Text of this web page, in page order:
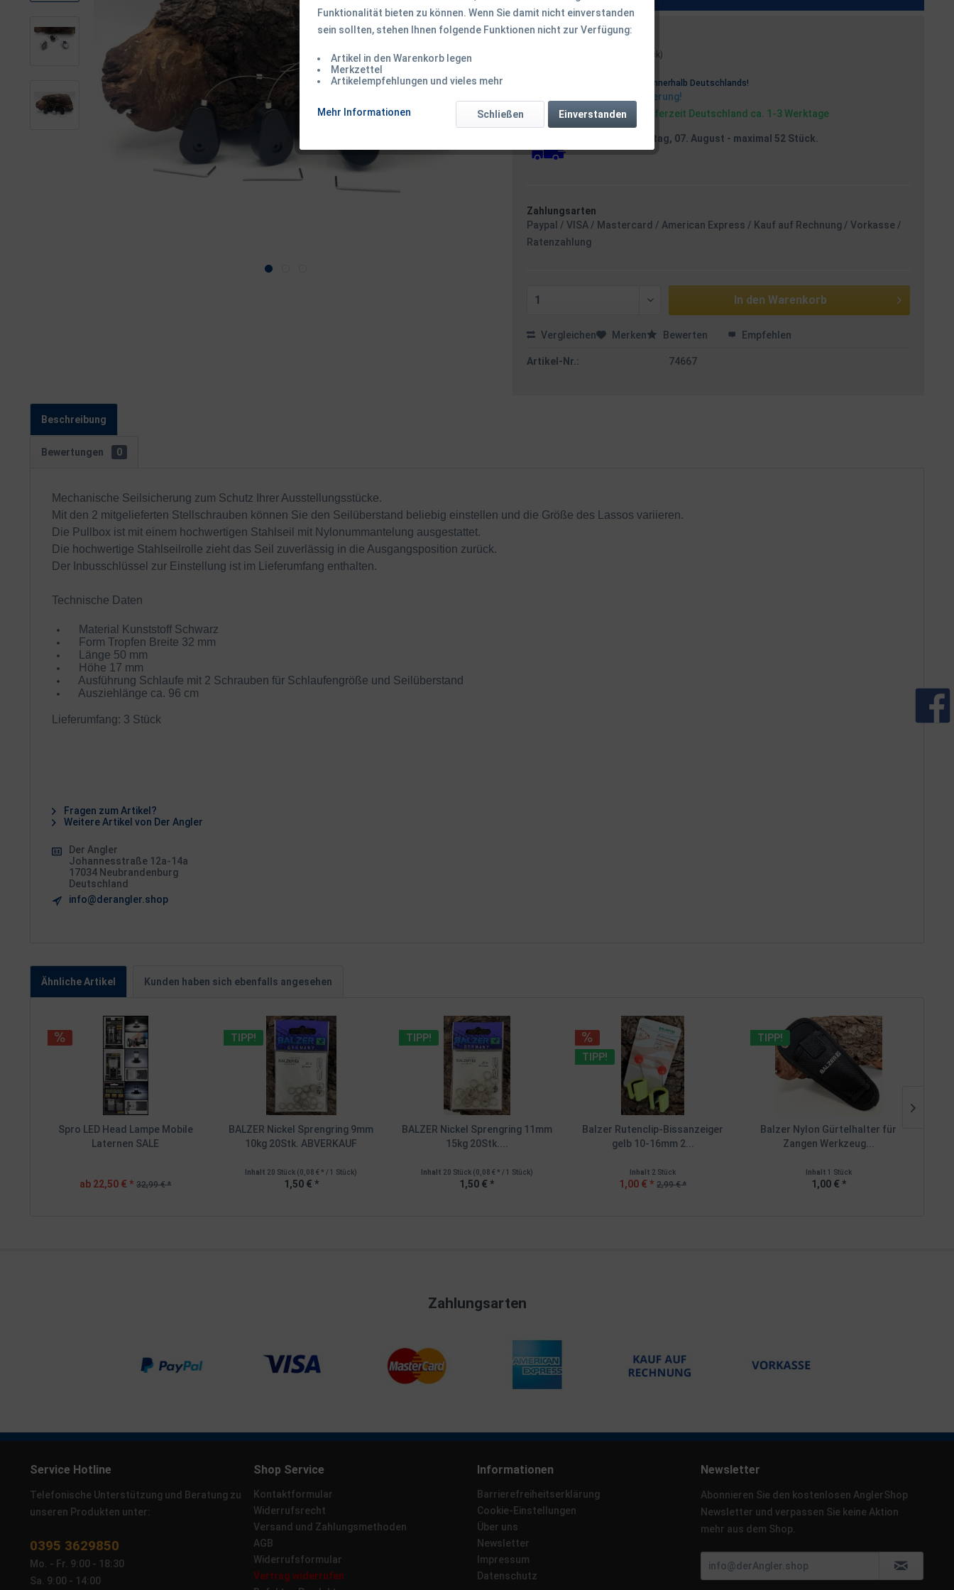
14,50 € *
3 Stück (4,83 € * / 1 Stück)
innerhalb Deutschlands!
Versandkostenfreie Lieferung!
Sofort versandfertig, Lieferzeit Deutschland ca. 1-3 Werktage
Versand am Freitag, 07. August - maximal 52 Stück.
Zahlungsarten
Paypal / VISA / Mastercard / American Express / Kauf auf Rechnung / Vorkasse /
Ratenzahlung
In den Warenkorb
Vergleichen Merken Bewerten Empfehlen
Artikel-Nr.: 74667
Beschreibung
Bewertungen 0
Mechanische Seilsicherung zum Schutz Ihrer Ausstellungsstücke.
Mit den 2 mitgelieferten Stellschrauben können Sie den Seilüberstand beliebig einstellen und die Größe des Lassos variieren.
Die Pullbox ist mit einem hochwertigen Stahlseil mit Nylonummantelung ausgestattet.
Die hochwertige Stahlseilrolle zieht das Seil zuverlässig in die Ausgangsposition zurück.
Der Inbusschlüssel zur Einstellung ist im Lieferumfang enthalten.
Technische Daten
Material Kunststoff Schwarz
Form Tropfen Breite 32 mm
Länge 50 mm
Höhe 17 mm
Ausführung Schlaufe mit 2 Schrauben für Schlaufengröße und Seilüberstand
Ausziehlänge ca. 96 cm
Lieferumfang: 3 Stück
Fragen zum Artikel?
Weitere Artikel von Der Angler
Der Angler
Johannesstraße 12a-14a
17034 Neubrandenburg
Deutschland
info@derangler.shop
Ähnliche Artikel Kunden haben sich ebenfalls angesehen
Spro LED Head Lampe Mobile
Laternen SALE
ab 22,50 € * 32,99 € *
TIPP!
BALZER Nickel Sprengring 9mm
10kg 20Stk. ABVERKAUF
Inhalt 20 Stück (0,08 € * / 1 Stück)
1,50 € *
TIPP!
BALZER Nickel Sprengring 11mm
15kg 20Stk....
Inhalt 20 Stück (0,08 € * / 1 Stück)
1,50 € *
TIPP!
Balzer Rutenclip-Bissanzeiger
gelb 10-16mm 2...
Inhalt 2 Stück
1,00 € * 2,99 € *
TIPP!
Balzer Nylon Gürtelhalter für
Zangen Werkzeug...
Inhalt 1 Stück
1,00 € *
Zahlungsarten
Service Hotline
Telefonische Unterstützung und Beratung zu
unseren Produkten unter:
0395 3629850
Mo. - Fr. 9:00 - 18:30
Sa. 9:00 - 14:00
Shop Service
Kontaktformular
Widerrufsrecht
Versand und Zahlungsmethoden
AGB
Widerrufsformular
Vertrag widerrufen
Informationen
Barrierefreiheitserklärung
Cookie-Einstellungen
Über uns
Newsletter
Impressum
Datenschutz
Newsletter
Abonnieren Sie den kostenlosen AnglerShop
Newsletter und verpassen Sie keine Aktion
mehr aus dem Shop.
Funktionalität bieten zu können. Wenn Sie damit nicht einverstanden
sein sollten, stehen Ihnen folgende Funktionen nicht zur Verfügung:
Artikel in den Warenkorb legen
Merkzettel
Artikelempfehlungen und vieles mehr
Mehr Informationen Einverstanden
Schließen